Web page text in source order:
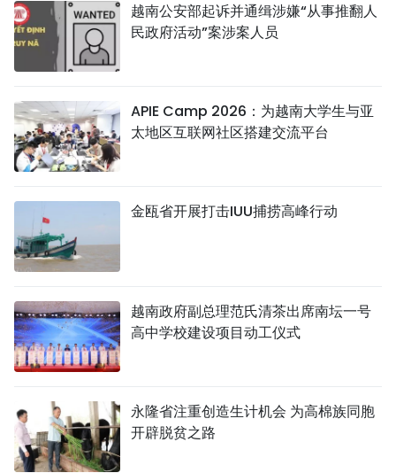
越南公安部起诉并通缉涉嫌“从事推翻人
民政府活动”案涉案人员
APIE Camp 2026：为越南大学生与亚
太地区互联网社区搭建交流平台
金瓯省开展打击IUU捕捞高峰行动
越南政府副总理范氏清茶出席南坛一号
高中学校建设项目动工仪式
永隆省注重创造生计机会 为高棉族同胞
开辟脱贫之路